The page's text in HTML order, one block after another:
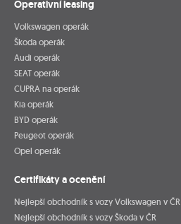
Operativní leasing
Volkswagen operák
Škoda operák
Audi operák
SEAT operák
CUPRA na operák
Kia operák
BYD operák
Peugeot operák
Opel operák
Certifikáty a ocenění
Nejlepší obchodník s vozy Volkswagen v ČR
Nejlepší obchodník s vozy Škoda v ČR